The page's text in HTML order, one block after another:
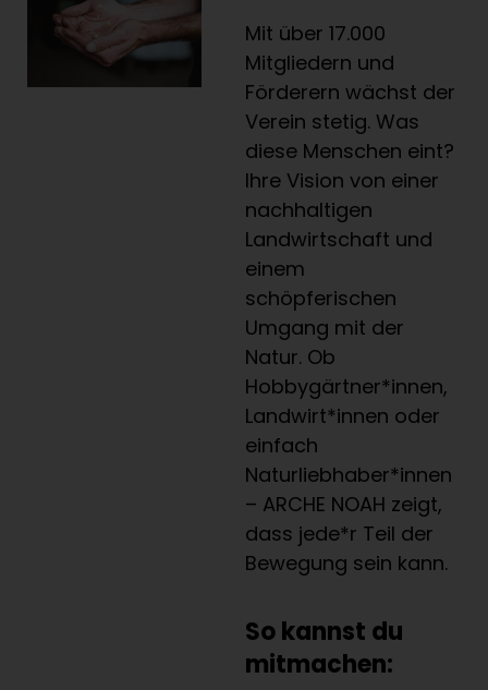
Mit über 17.000
Mitgliedern und
Förderern wächst der
Verein stetig. Was
diese Menschen eint?
Ihre Vision von einer
nachhaltigen
Landwirtschaft und
einem
schöpferischen
Umgang mit der
Natur. Ob
Hobbygärtner*innen,
Landwirt*innen oder
einfach
Naturliebhaber*innen
– ARCHE NOAH zeigt,
dass jede*r Teil der
Bewegung sein kann.
So kannst du
mitmachen: